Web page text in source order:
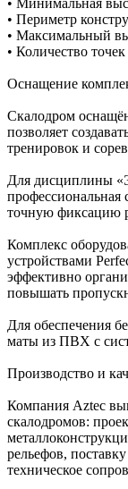
• Минимальная
• Периметр
• Максимальный
• Количество
Оснащение
Скалодром
позволяет
тренировок и
Для дисциплины
профессиональная
точную фиксацию
Комплекс
устройствами
эффективно
повышать
Для обеспечения
маты из ПВХ с
Производство и
Компания Aztec
скалодромов:
рельефов,
техническое